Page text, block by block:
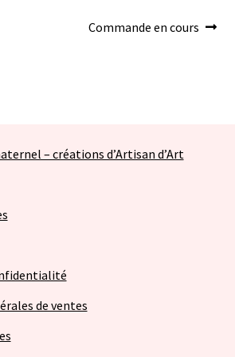
à graver
Ouvrir
Article
Commande en cours
– créations d’Artisan d’Art
de ventes